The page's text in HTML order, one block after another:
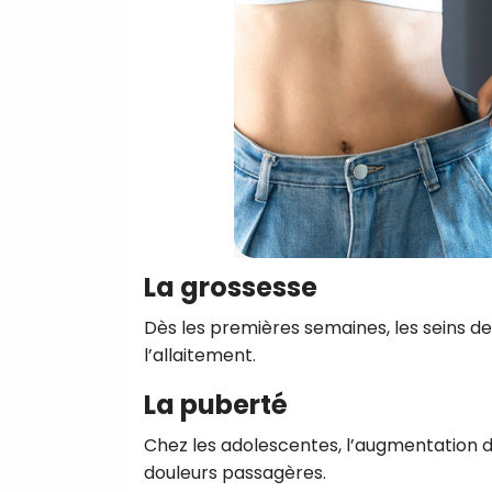
La grossesse
Dès les premières semaines, les seins
l’allaitement.
La puberté
Chez les adolescentes,
douleurs passagères.